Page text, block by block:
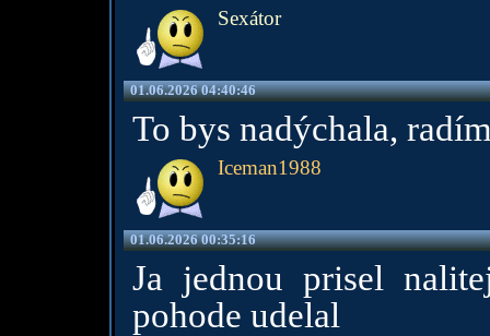
Sexátor
01.06.2026 04:40:46
To bys nadýchala,
Iceman1988
01.06.2026 00:35:16
Ja jednou prisel
pohode udelal